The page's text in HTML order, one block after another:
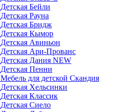
Детская Бейли
Детская Рауна
Детская Бридж
Детская Кымор
Детская Авиньон
Детская Ари-Прованс
Детская Дания NEW
Детская Пенни
Мебель для детской Скандия
Детская Хельсинки
Детская Классик
Детская Сиело